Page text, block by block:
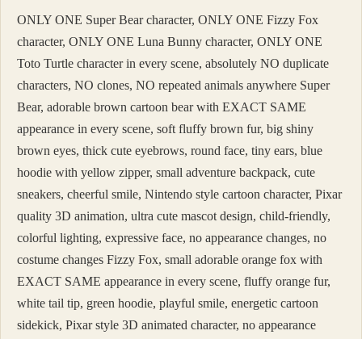
ONLY ONE Super Bear character, ONLY ONE Fizzy Fox
character, ONLY ONE Luna Bunny character, ONLY ONE
Toto Turtle character in every scene, absolutely NO duplicate
characters, NO clones, NO repeated animals anywhere Super
Bear, adorable brown cartoon bear with EXACT SAME
appearance in every scene, soft fluffy brown fur, big shiny
brown eyes, thick cute eyebrows, round face, tiny ears, blue
hoodie with yellow zipper, small adventure backpack, cute
sneakers, cheerful smile, Nintendo style cartoon character, Pixar
quality 3D animation, ultra cute mascot design, child-friendly,
colorful lighting, expressive face, no appearance changes, no
costume changes Fizzy Fox, small adorable orange fox with
EXACT SAME appearance in every scene, fluffy orange fur,
white tail tip, green hoodie, playful smile, energetic cartoon
sidekick, Pixar style 3D animated character, no appearance